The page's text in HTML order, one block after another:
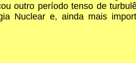
outro período tenso de
Nuclear e, ainda mais